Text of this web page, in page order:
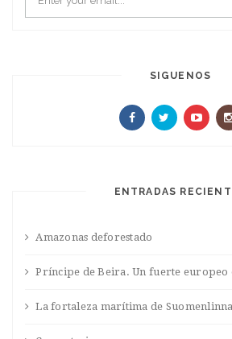
SIGUENOS
ENTRADAS
Amazonas deforestado
Príncipe de Beira. Un fuerte europeo
La fortaleza marítima de Suomenlinna